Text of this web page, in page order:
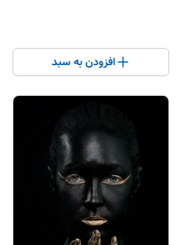
افزودن به سبد